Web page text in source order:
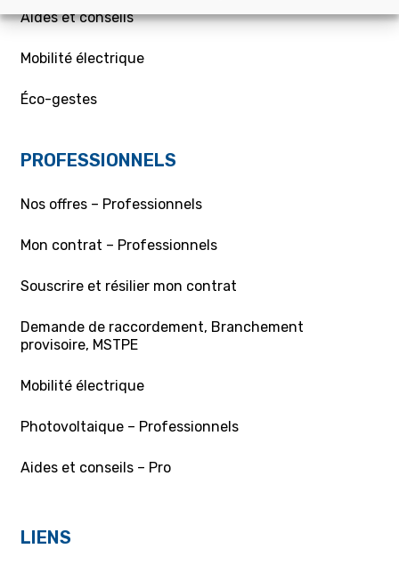
Aides et conseils
Mobilité électrique
Éco-gestes
PROFESSIONNELS
Nos offres – Professionnels
Mon contrat – Professionnels
Souscrire et résilier mon contrat
Demande de raccordement, Branchement
provisoire, MSTPE
Mobilité électrique
Photovoltaique – Professionnels
Aides et conseils – Pro
LIENS